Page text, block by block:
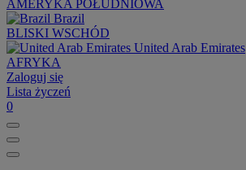
AMERYKA POŁUDNIOWA
Brazil
BLISKI WSCHÓD
United Arab Emirates
AFRYKA
Zaloguj się
Lista życzeń
0